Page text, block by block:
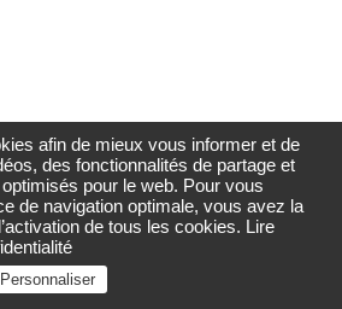
afin de mieux vous informer et de
des fonctionnalités de partage et
pour le web. Pour vous
de navigation optimale, vous avez la
de tous les cookies. Lire
Personnaliser